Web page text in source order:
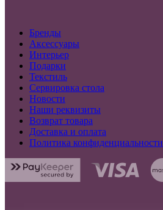
Бренды
Аксессуары
Интерьер
Подарки
Текстиль
Сервировка стола
Новости
Наши реквизиты
Возврат товара
Доставка и оплата
Политика конфиденциальности